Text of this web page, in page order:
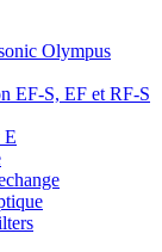
Olympus
EF-S, EF et RF-S
E